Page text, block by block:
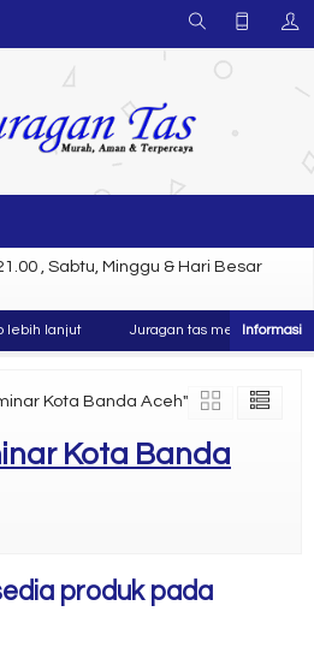
, Sabtu, Minggu & Hari Besar
lanjut Juragan tas merupakan
Kota Banda Aceh"
Kota Banda
produk pada